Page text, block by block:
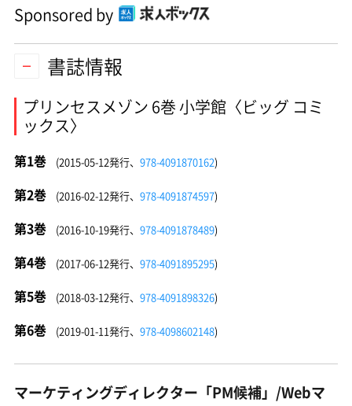
Sponsored by
書誌情報
プリンセスメゾン 6巻 小学館〈ビッグ コミ
ックス〉
第1巻 (2015-05-12発行、 978-4091870162)
第2巻 (2016-02-12発行、 978-4091874597)
第3巻 (2016-10-19発行、 978-4091878489)
第4巻 (2017-06-12発行、 978-4091895295)
第5巻 (2018-03-12発行、 978-4091898326)
第6巻 (2019-01-11発行、 978-4098602148)
マーケティングディレクター「PM候補」/Webマ